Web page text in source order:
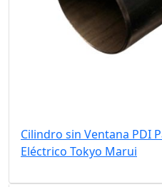
Cilindro sin Ventana PDI
Eléctrico Tokyo Marui